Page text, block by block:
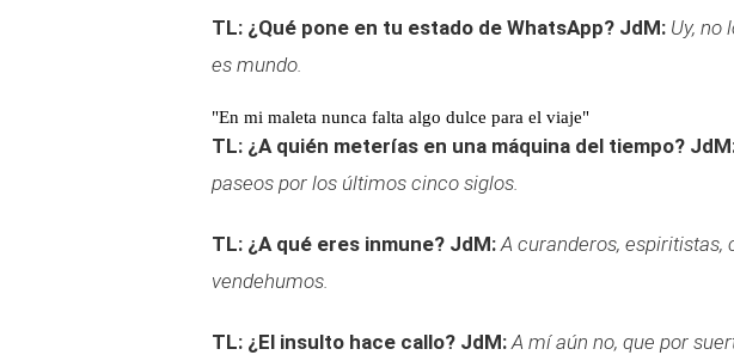
TL: ¿Qué pone en tu estado de WhatsApp? JdM: Uy, no
es mundo.
"En mi maleta nunca falta algo dulce para el viaje"
TL: ¿A quién meterías en una máquina del tiempo?
paseos por los últimos cinco siglos.
TL: ¿A qué eres inmune? JdM: A curanderos, espiritistas,
vendehumos.
TL: ¿El insulto hace callo? JdM: A mí aún no, que por